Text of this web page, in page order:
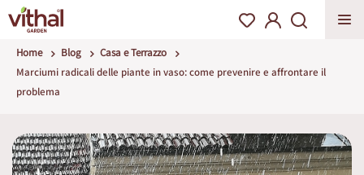
Home Blog
Casa e Terrazzo
Marciumi radicali delle piante in vaso: come prevenire e affrontare il
problema